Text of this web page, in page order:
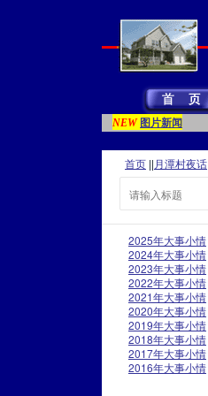
NEW 图片新闻
首页 ||月潭村夜话
2025年大事小情
2024年大事小情
2023年大事小情
2022年大事小情
2021年大事小情
2020年大事小情
2019年大事小情
2018年大事小情
2017年大事小情
2016年大事小情